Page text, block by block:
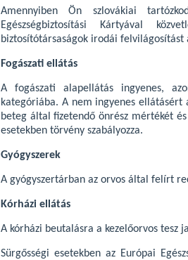
Amennyiben Ön szlovákiai
Egészségbiztosítási Kártyával
biztosítótársaságok irodái felvilágosítást
Fogászati ellátás
A fogászati alapellátás ingyenes,
kategóriába. A nem ingyenes ellátásért
beteg által fizetendő önrész mértékét
esetekben törvény szabályozza.
Gyógyszerek
A gyógyszertárban az orvos által felírt
Kórházi ellátás
A kórházi beutalásra a kezelőorvos tesz
Sürgősségi esetekben az Európai